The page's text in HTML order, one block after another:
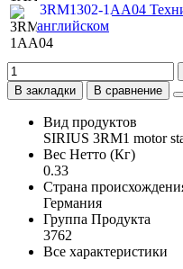
3RM1302-1AA04
английском
В закладки
В сравнение
Вид продуктов
SIRIUS 3RM1 motor
Вес Нетто (Кг)
0.33
Страна
Германия
Группа Продукта
3762
Все характеристики